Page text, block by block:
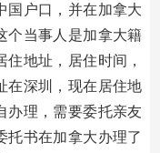
国户口，并在加拿大
个当事人是加拿大籍
地址，居住时间，
在深圳，现在居住地
办理，需要委托亲友
托书在加拿大办理了